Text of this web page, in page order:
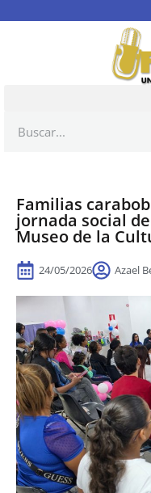
Familias
jornada social
Museo de la
24/05/2026 Azael